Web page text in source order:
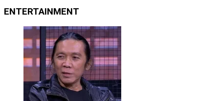
ENTERTAINMENT